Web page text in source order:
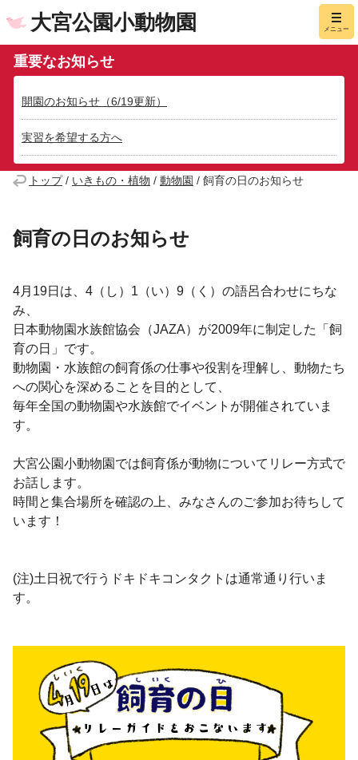
大宮公園小動物園 メニュー
重要なお知らせ
開園のお知らせ（6/19更新）
実習を希望する方へ
トップ/ いきもの・植物 / 動物園 / 飼育の日のお知らせ
飼育の日のお知らせ
4月19日は、4（し）1（い）9（く）の語呂合わせにちな
み、
日本動物園水族館協会 （JAZA）が2009年に制定した
「飼
育の日」です。
動物園・水族館の飼育係の仕事や役割を理解し、動物たち
への関心を深めることを目的として、
毎年全国の動物園や水族館でイベントが開催されていま
す。
大宮公園小動物園では飼育係が動物についてリレー方式で
お話します。
時間と集合場所を確認の上、みなさんのご参加お待ちして
います！
(注)土日祝で行うドキドキコンタクトは通常通り行いま
す。